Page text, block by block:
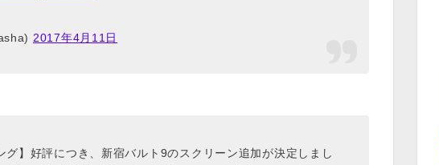
2017年4月11日
グ】好評につき、新宿バルト9のスクリーン追加が決定しまし